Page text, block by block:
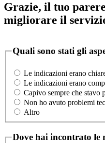
Grazie, il tuo
migliorare il
Quali sono stati gli
Le indicazioni erano
Le indicazioni erano
Capivo sempre che stavo
Non ho avuto problemi
Altro
Dove hai incontrato le